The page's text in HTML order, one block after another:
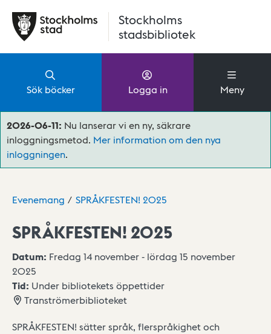
Stockholms
stadsbibliotek
Sök böcker Logga in Meny
2026-06-11: Nu lanserar vi en ny, säkrare
inloggningsmetod. Mer information om den nya
inloggningen.
Evenemang SPRÅKFESTEN! 2025
SPRÅKFESTEN! 2025
Datum: Fredag 14 november - lördag 15 november
2025
Tid: Under bibliotekets öppettider
Tranströmerbiblioteket
SPRÅKFESTEN! sätter språk, flerspråkighet och